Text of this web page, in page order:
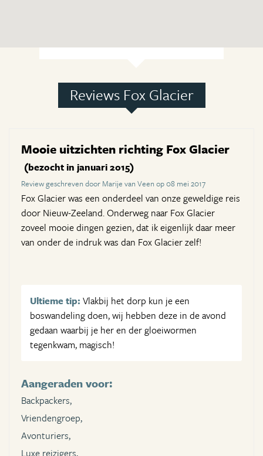
Reviews Fox Glacier
Mooie uitzichten richting Fox Glacier
(bezocht in januari 2015)
Review geschreven door Marije van Veen op 08 mei 2017
Fox Glacier was een onderdeel van onze geweldige reis
door Nieuw-Zeeland. Onderweg naar Fox Glacier
zoveel mooie dingen gezien, dat ik eigenlijk daar meer
van onder de indruk was dan Fox Glacier zelf!
Ultieme tip: Vlakbij het dorp kun je een
boswandeling doen, wij hebben deze in de avond
gedaan waarbij je her en der gloeiwormen
tegenkwam, magisch!
Aangeraden voor:
Backpackers,
Vriendengroep,
Avonturiers,
Luxe reizigers,